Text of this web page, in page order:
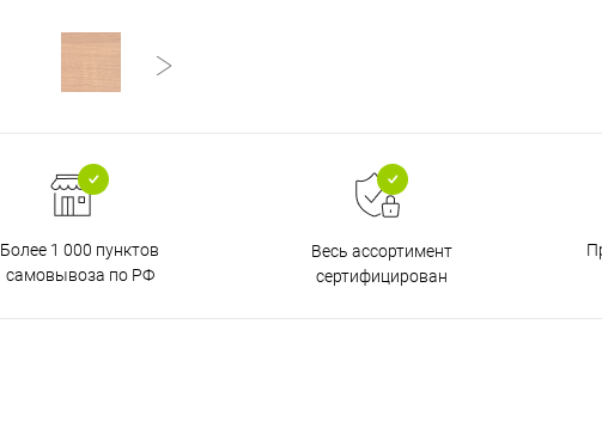
Более 1 000 пунктов
самовывоза по РФ
Весь ассортимент
сертифицирован